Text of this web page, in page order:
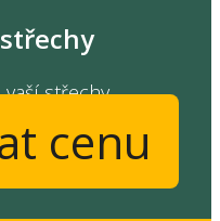
střechy
cenu